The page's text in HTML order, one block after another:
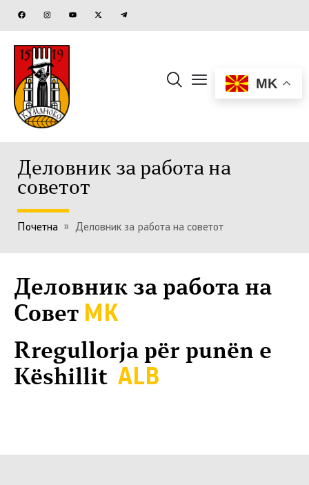
MK
Деловник за работа на
советот
Почетна » Деловник за работа на советот
Деловник за работа на
Совет МК
Rregullorja për punën e
Këshillit ALB